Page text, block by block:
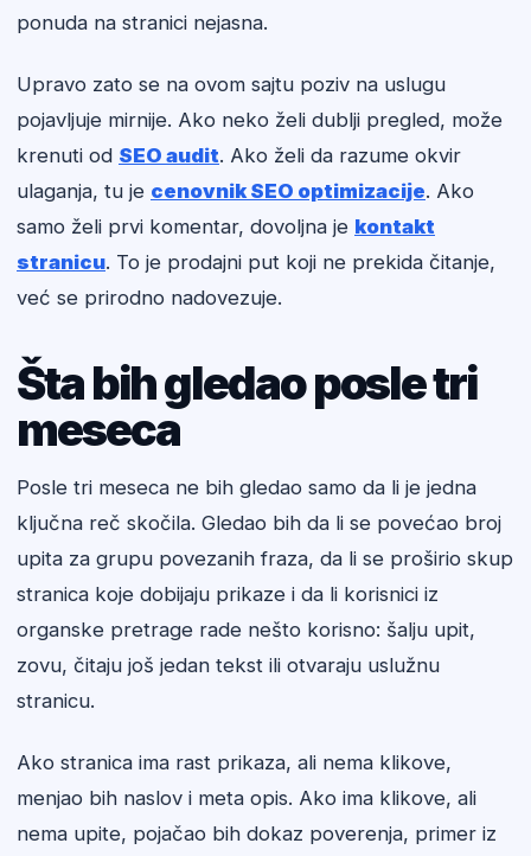
ponuda na stranici nejasna.
Upravo zato se na ovom sajtu poziv na uslugu
pojavljuje mirnije. Ako neko želi dublji pregled, može
krenuti od SEO audit. Ako želi da razume okvir
ulaganja, tu je cenovnik SEO optimizacije. Ako
samo želi prvi komentar, dovoljna je kontakt
stranicu. To je prodajni put koji ne prekida čitanje,
već se prirodno nadovezuje.
Šta bih gledao posle tri
meseca
Posle tri meseca ne bih gledao samo da li je jedna
ključna reč skočila. Gledao bih da li se povećao broj
upita za grupu povezanih fraza, da li se proširio skup
stranica koje dobijaju prikaze i da li korisnici iz
organske pretrage rade nešto korisno: šalju upit,
zovu, čitaju još jedan tekst ili otvaraju uslužnu
stranicu.
Ako stranica ima rast prikaza, ali nema klikove,
menjao bih naslov i meta opis. Ako ima klikove, ali
nema upite, pojačao bih dokaz poverenja, primer iz